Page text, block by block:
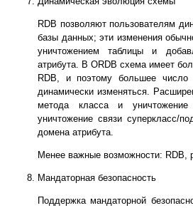
RDB позволяют пользователям
базы данных; эти изменения
уничтожением таблицы и
атрибута. В ORDB схема имеет
RDB, и поэтому большее
динамически изменяться.
метода класса и
уничтожение связи суперкласс/
домена атрибута.
Менее важные возможности: RDB,
Мандаторная безопасность
Поддержка мандаторной